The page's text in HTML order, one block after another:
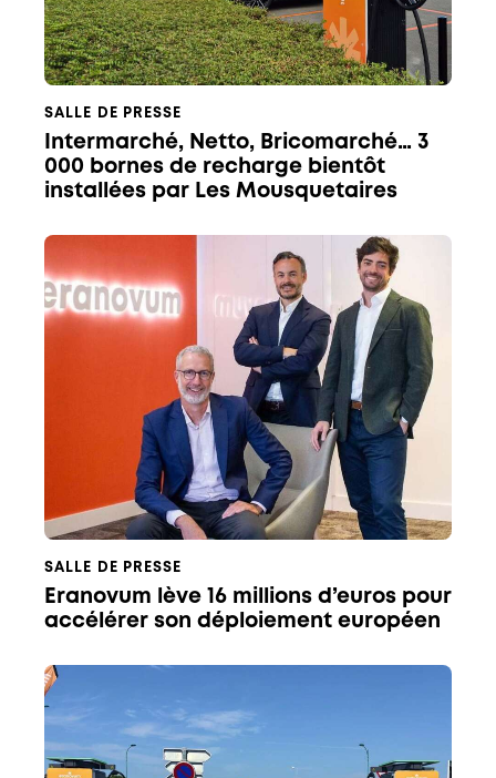
SALLE DE PRESSE
Intermarché, Netto, Bricomarché… 3
000 bornes de recharge bientôt
installées par Les Mousquetaires
SALLE DE PRESSE
Eranovum lève 16 millions d’euros pour
accélérer son déploiement européen